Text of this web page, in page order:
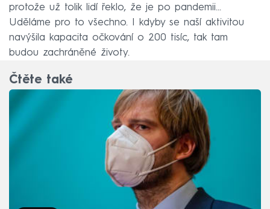
protože už tolik lidí řeklo, že je po pandemii…
Uděláme pro to všechno. I kdyby se naší aktivitou
navýšila kapacita očkování o 200 tisíc, tak tam
budou zachráněné životy.
Čtěte také